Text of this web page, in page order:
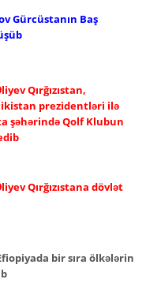
Gürcüstanın Baş
Qırğızıstan,
prezidentləri ilə
şəhərində Qolf Klubun
Qırğızıstana dövlət
bir sıra ölkələrin